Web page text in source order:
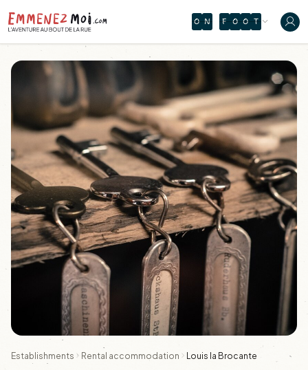
O N F O O T
Establishments Rental accommodation Louis la Brocante